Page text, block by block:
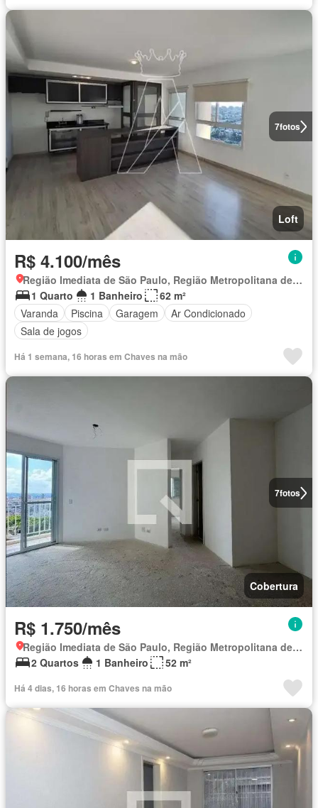
7fotos
Loft
R$ 4.100/mês
Região Imediata de São Paulo, Região Metropolitana de São Paulo
1 Quarto
1 Banheiro
62 m²
Varanda
Piscina Garagem
Ar Condicionado
Sala de jogos
Há 1 semana, 16 horas em Chaves na mão
7fotos
Cobertura
R$ 1.750/mês
Região Imediata de São Paulo, Região Metropolitana de São Paulo
2 Quartos
1 Banheiro 52 m²
Há 4 dias, 16 horas em Chaves na mão